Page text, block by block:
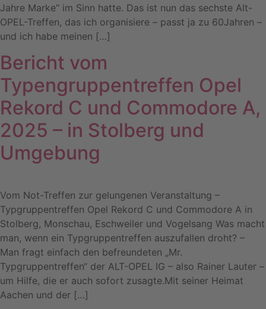
Jahre Marke“ im Sinn hatte. Das ist nun das sechste Alt-
OPEL-Treffen, das ich organisiere – passt ja zu 60Jahren –
und ich habe meinen […]
Bericht vom
Typengruppentreffen Opel
Rekord C und Commodore A,
2025 – in Stolberg und
Umgebung
Vom Not-Treffen zur gelungenen Veranstaltung –
Typgruppentreffen Opel Rekord C und Commodore A in
Stolberg, Monschau, Eschweiler und Vogelsang Was macht
man, wenn ein Typgruppentreffen auszufallen droht? –
Man fragt einfach den befreundeten „Mr.
Typgruppentreffen“ der ALT-OPEL IG – also Rainer Lauter –
um Hilfe, die er auch sofort zusagte.Mit seiner Heimat
Aachen und der […]